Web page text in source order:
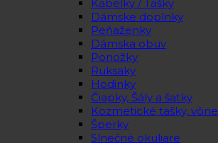
Kabelky / Tašky
Dámske doplnky
Peňaženky
Dámska obuv
Ponožky
Ruksaky
Hodinky
Čiapky, Šály a šatky
Kozmetické tašky, vône
Šperky
Slnečné okuliare